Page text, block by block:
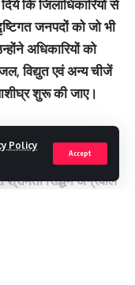
Policy
Accept
कि जिलाधिकारियों से
जनपदों को जो भी
अधिकारियों को
विद्युत एवं अन्य चीजें
शुरू की जाए।
सचिव आपदा
राज्य आपदा प्रबंधन
रिद्धिम अग्रवाल